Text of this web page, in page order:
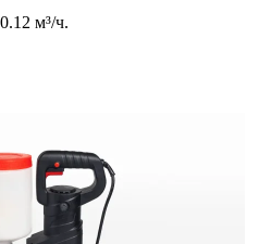
0.12 м³/ч.